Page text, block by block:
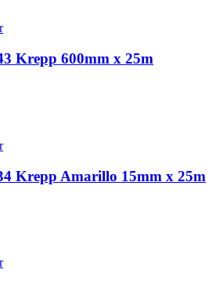
Krepp 600mm x 25m
Krepp Amarillo 15mm x 25m